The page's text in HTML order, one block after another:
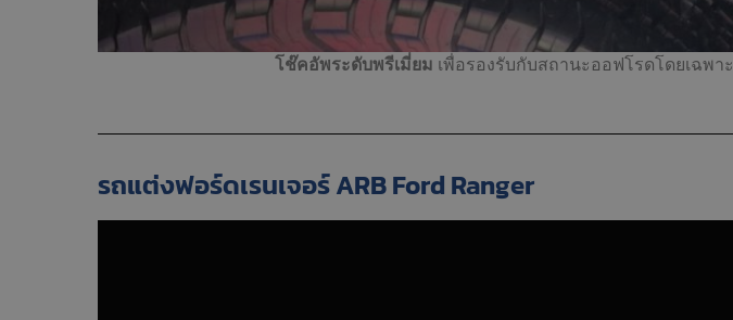
โช๊คอัพระดับพรีเมี่ยม เพื่อรองรับกับสถานะออฟโรดโดยเฉพาะ
รถแต่งฟอร์ดเรนเจอร์ ARB Ford Ranger